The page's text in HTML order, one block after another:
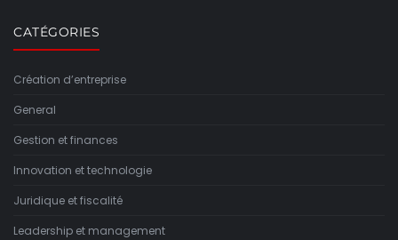
CATÉGORIES
Création d’entreprise
General
Gestion et finances
Innovation et technologie
Juridique et fiscalité
Leadership et management